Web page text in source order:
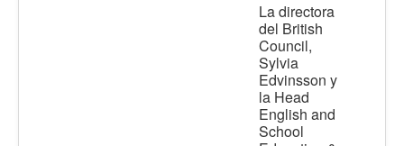
La directora
del British
Council,
Sylvia
Edvinsson y
la Head
English and
School